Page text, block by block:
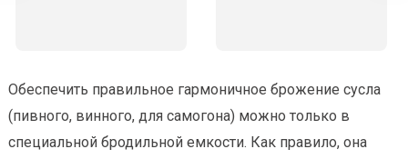
Обеспечить правильное гармоничное брожение сусла
(пивного, винного, для самогона) можно только в
специальной бродильной емкости. Как правило, она